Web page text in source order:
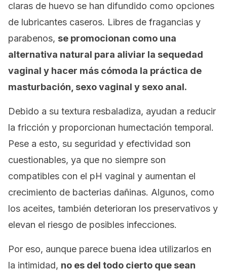
claras de huevo se han difundido como opciones
de lubricantes caseros. Libres de fragancias y
parabenos, se promocionan como una
alternativa natural para aliviar la sequedad
vaginal y hacer más cómoda la práctica de
masturbación, sexo vaginal y sexo anal.
Debido a su textura resbaladiza, ayudan a reducir
la fricción y proporcionan humectación temporal.
Pese a esto, su seguridad y efectividad son
cuestionables, ya que no siempre son
compatibles con el pH vaginal y aumentan el
crecimiento de bacterias dañinas. Algunos, como
los aceites, también deterioran los preservativos y
elevan el riesgo de posibles infecciones.
Por eso, aunque parece buena idea utilizarlos en
la intimidad, no es del todo cierto que sean